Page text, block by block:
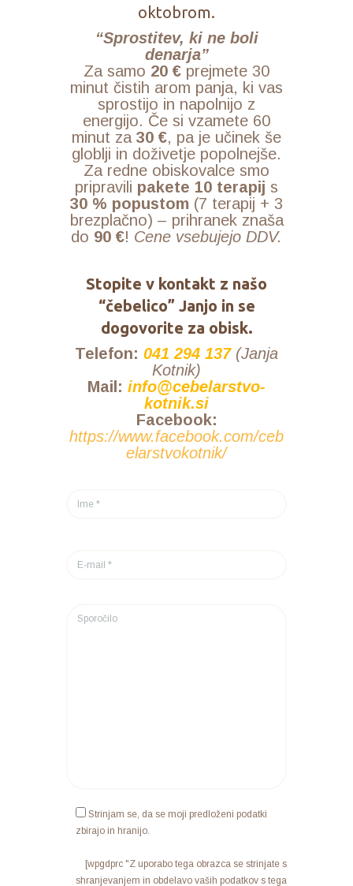
oktobrom.
“Sprostitev, ki ne boli
denarja”
Za samo 20 € prejmete 30
minut čistih arom panja, ki vas
sprostijo in napolnijo z
energijo. Če si vzamete 60
minut za 30 €, pa je učinek še
globlji in doživetje popolnejše.
Za redne obiskovalce smo
pripravili pakete 10 terapij s
30 % popustom (7 terapij + 3
brezplačno) – prihranek znaša
do 90 €! Cene vsebujejo DDV.
Stopite v kontakt z našo
“čebelico” Janjo in se
dogovorite za obisk.
Telefon: 041 294 137 (Janja
Kotnik)
Mail: info@cebelarstvo-
kotnik.si
Facebook:
https://www.facebook.com/ceb
elarstvokotnik/
Strinjam se, da se moji predloženi podatki
zbirajo in hranijo.
[wpgdprc "Z uporabo tega obrazca se strinjate s
shranjevanjem in obdelavo vaših podatkov s tega